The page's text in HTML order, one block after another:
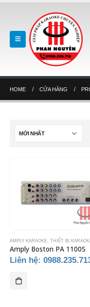
HOME CỬA HÀNG
AMPLY KARAOKE THIẾT BỊ
Amply Boston PA 1100S
Liên hệ: